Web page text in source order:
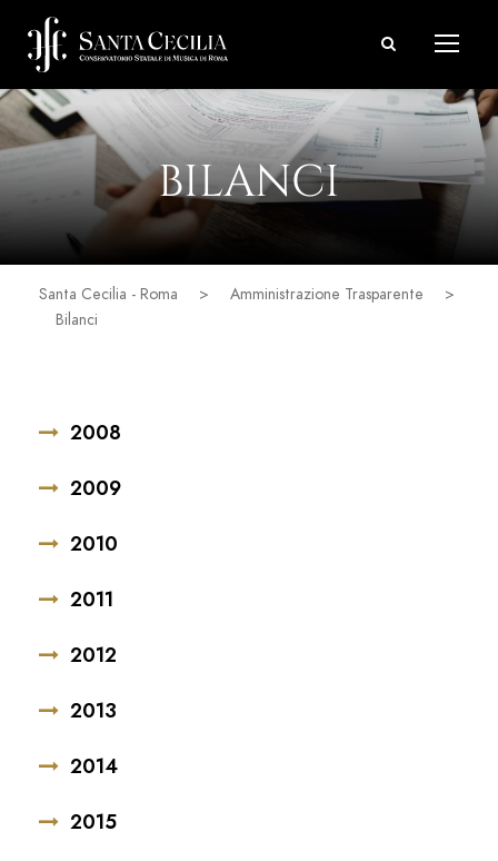
BILANCI
Santa Cecilia - Roma > Amministrazione Trasparente
>
Bilanci
2008
2009
2010
2011
2012
2013
2014
2015